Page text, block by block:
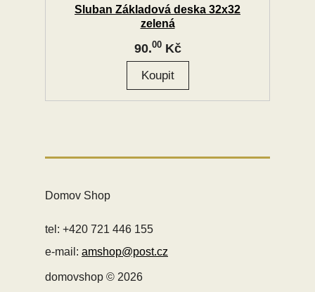
Sluban Základová deska 32x32
zelená
90.00Kč
Domov Shop
tel: +420 721 446 155
e-mail: amshop@post.cz
domovshop © 2026